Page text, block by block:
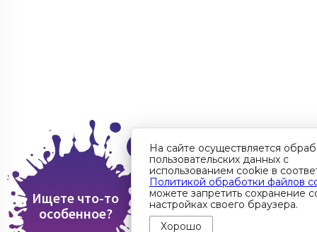
Ищете что-то
особенное?
На сайте осуществляется
пользовательских данных с
использованием cookie в
Политикой обработки файлов
можете запретить сохранение
настройках своего браузера.
Хорошо